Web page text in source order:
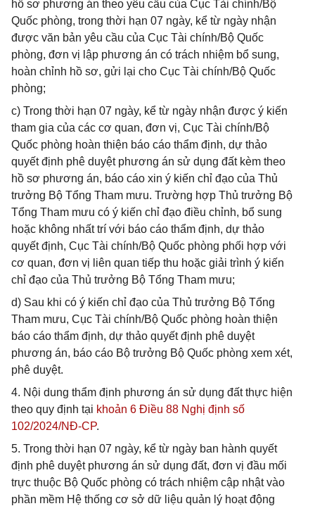
hồ sơ phương án theo yêu cầu của Cục Tài chính/Bộ
Quốc phòng, trong thời hạn 07 ngày, kể từ ngày nhận
được văn bản yêu cầu của Cục Tài chính/Bộ Quốc
phòng, đơn vị lập phương án có trách nhiệm bổ sung,
hoàn chỉnh hồ sơ, gửi lại cho Cục Tài chính/Bộ Quốc
phòng;
c) Trong thời hạn 07 ngày, kể từ ngày nhận được ý kiến
tham gia của các cơ quan, đơn vị, Cục Tài chính/Bộ
Quốc phòng hoàn thiện báo cáo thẩm định, dự thảo
quyết định phê duyệt phương án sử dụng đất kèm theo
hồ sơ phương án, báo cáo xin ý kiến chỉ đạo của Thủ
trưởng Bộ Tổng Tham mưu. Trường hợp Thủ trưởng Bộ
Tổng Tham mưu có ý kiến chỉ đạo điều chỉnh, bổ sung
hoặc không nhất trí với báo cáo thẩm định, dự thảo
quyết định, Cục Tài chính/Bộ Quốc phòng phối hợp với
cơ quan, đơn vị liên quan tiếp thu hoặc giải trình ý kiến
chỉ đạo của Thủ trưởng Bộ Tổng Tham mưu;
d) Sau khi có ý kiến chỉ đạo của Thủ trưởng Bộ Tổng
Tham mưu, Cục Tài chính/Bộ Quốc phòng hoàn thiện
báo cáo thẩm định, dự thảo quyết định phê duyệt
phương án, báo cáo Bộ trưởng Bộ Quốc phòng xem xét,
phê duyệt.
4. Nội dung thẩm định phương án sử dụng đất thực hiện
theo quy định tại khoản 6 Điều 88 Nghị định số
102/2024/NĐ-CP.
5. Trong thời hạn 07 ngày, kể từ ngày ban hành quyết
định phê duyệt phương án sử dụng đất, đơn vị đầu mối
trực thuộc Bộ Quốc phòng có trách nhiệm cập nhật vào
phần mềm Hệ thống cơ sở dữ liệu quản lý hoạt động